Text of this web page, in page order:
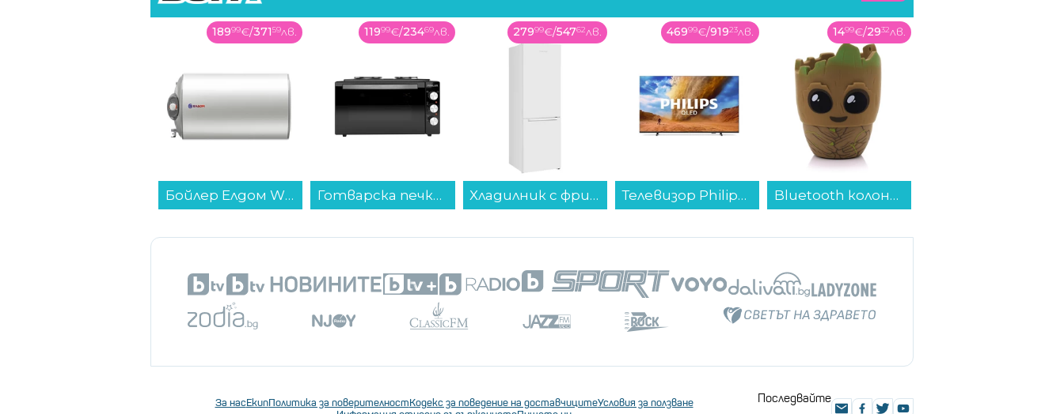
11999€/23469лв.
Готварска печка (мини) Finlux FMC-4545BS...
27999€/54762лв.
Хладилник с фризер Crown CBN-265W , 253 l, E , No Frost , Бял...
46999€/91923лв.
Телевизор Philips 65PUS7810/12 , 164 см, 3840x2160 UHD-4K , 65 inch, QLED ...
1499€/2932лв.
Bluetooth колонка Bitty Boomers Groot - BITTYGROOT...
4899€/9582лв.
IP камера Xiaomi Smart Camera C500 BHR089AEU...
За насЕкипПолитика за поверителностКодекс за поведение на доставчицитеУсловия за ползване
Последвайте